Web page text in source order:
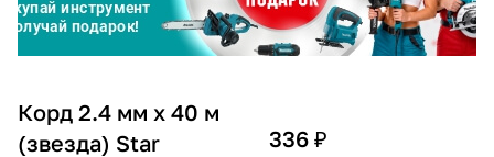
Корд 2.4 мм х 40 м
(звезда) Star
336 ₽
без переплат
График платежей